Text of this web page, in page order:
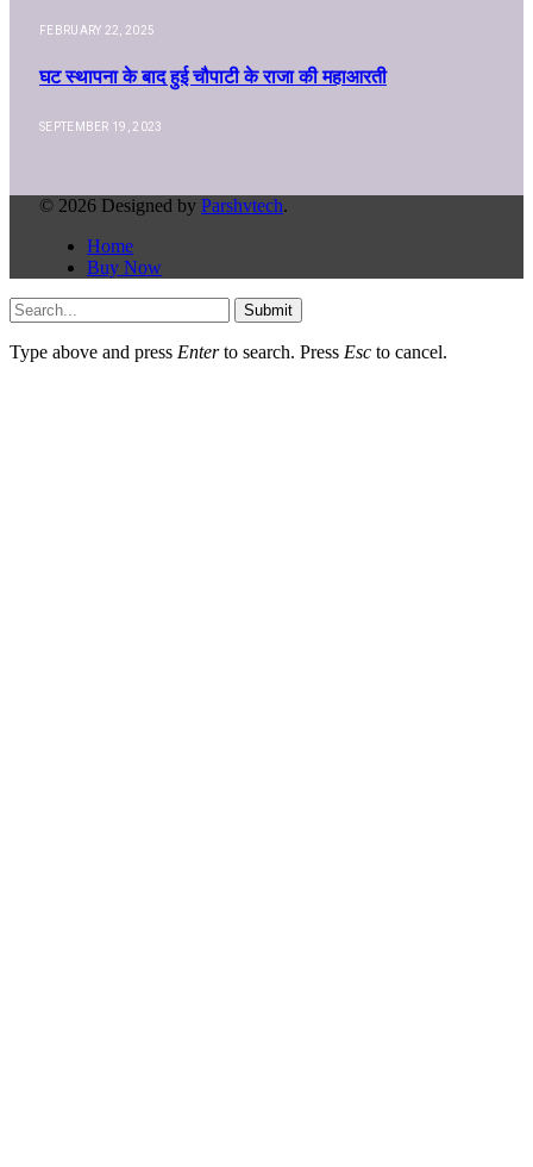
FEBRUARY 22, 2025
घट स्थापना के बाद हुई चौपाटी के राजा की महाआरती
SEPTEMBER 19, 2023
© 2026 Designed by Parshvtech.
Home
Buy Now
Submit
Type above and press Enterto search. Press Esc to cancel.